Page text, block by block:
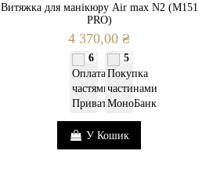
Витяжка для манікюру Air max N2 (M151
PRO)
4 370,00 ₴
6 5
У Кошик